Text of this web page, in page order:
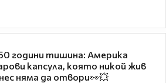
години тишина: Америка
капсула, която никой жив
няма да отвори👀💥